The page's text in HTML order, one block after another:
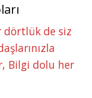
dörtlük de siz
Bilgi dolu her